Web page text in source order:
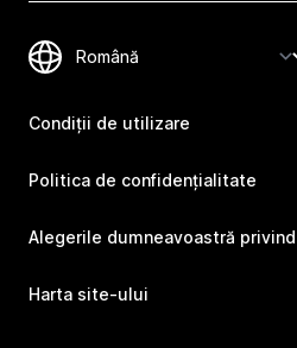
Condiții de utilizare
Politica de confidențialitate
Alegerile dumneavoastră
Harta site-ului